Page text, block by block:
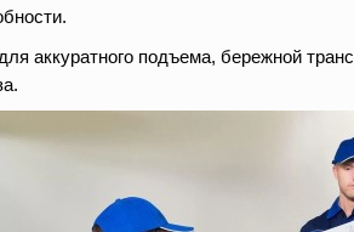
аккуратного подъема, бережной